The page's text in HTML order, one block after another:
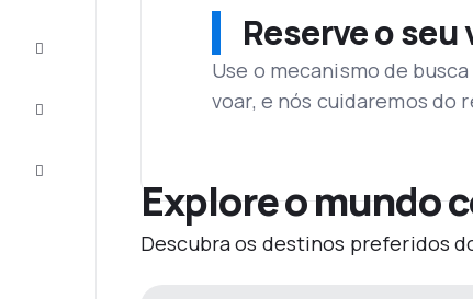
Reserve o
Use o mecanismo de
voar, e nós cuidaremos do
Explore o mundo
Descubra os destinos preferidos